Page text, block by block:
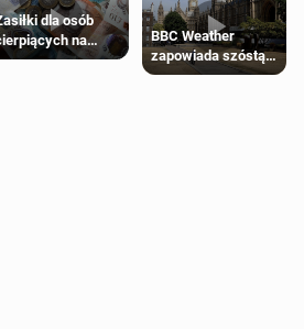
dla osób
na
BBC Weather
zapowiada szóstą
falę upałów w